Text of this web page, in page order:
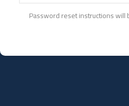
Password reset instructions